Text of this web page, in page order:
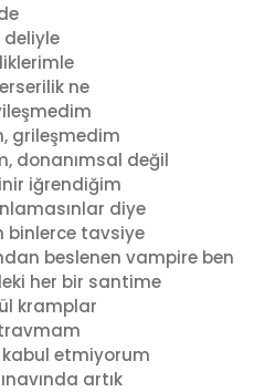
ne
grileşmedim
donanımsal değil
iğrendiğim
diye
binlerce tavsiye
beslenen vampire ben
her bir santime
kramplar
etmiyorum
artık